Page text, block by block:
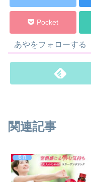
Pocket
あやをフォローする
関連記事
美容